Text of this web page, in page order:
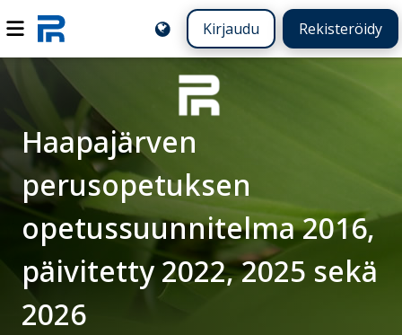
Kirjaudu Rekisteröidy
Haapajärven
perusopetuksen
opetussuunnitelma 2016,
päivitetty 2022, 2025 sekä
2026